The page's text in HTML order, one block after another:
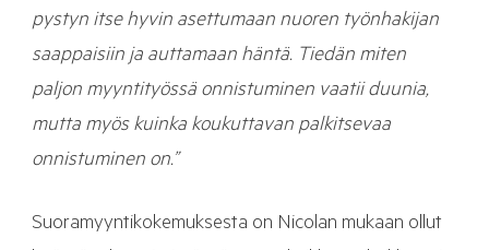
pystyn itse hyvin asettumaan nuoren työnhakijan
saappaisiin ja auttamaan häntä. Tiedän miten
paljon myyntityössä onnistuminen vaatii duunia,
mutta myös kuinka koukuttavan palkitsevaa
onnistuminen on.”
Suoramyyntikokemuksesta on Nicolan mukaan ollut